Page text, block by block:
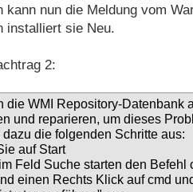
kann nun die Meldung vom
installiert sie Neu.
2:
die WMI Repository-Datenbank
und reparieren, um dieses
die folgenden Schritte aus:
auf Start
Feld Suche starten den Befehl
einen Rechts Klick auf cmd